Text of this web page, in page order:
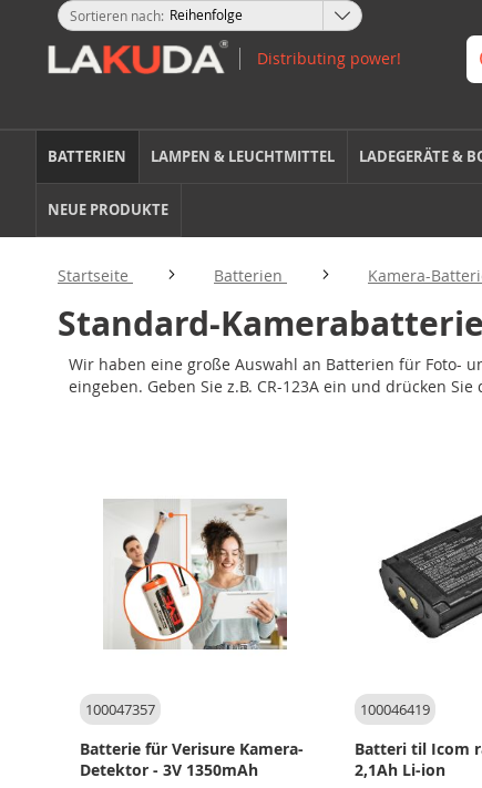
BATTERIEN LAMPEN & LEUCHTMITTEL LADEGERÄTE &
NEUE PRODUKTE
Startseite Batterien Kamera-
Standard-
Wir haben eine große Auswahl an Batterien für Foto-
eingeben. Geben Sie z.B. CR-123A ein und drücken
Sortieren nach
100047357
Batterie für Verisure Kamera-
Detektor - 3V 1350mAh
100046419
Batteri til Icom
2,1Ah Li-ion